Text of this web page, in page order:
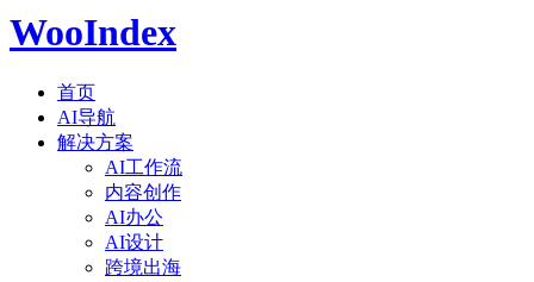
WooIndex
首页
AI导航
解决方案
AI工作流
内容创作
AI办公
AI设计
跨境出海